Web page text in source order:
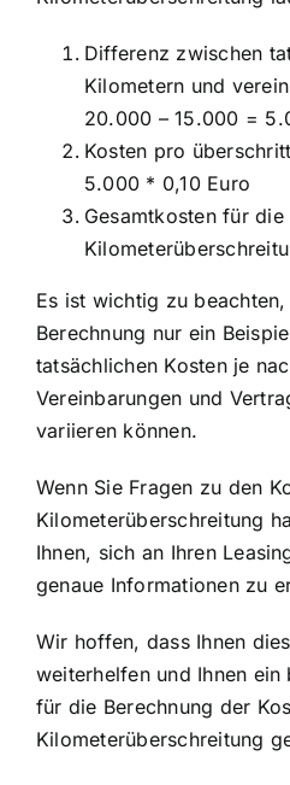
Differenz zwischen
Kilometern und
20.000 – 15.000 =
Kosten pro
5.000 * 0,10 Euro
Gesamtkosten für die
Es ist wichtig zu
Berechnung nur ein
tatsächlichen Kosten je
Vereinbarungen und
variieren können.
Wenn Sie Fragen zu den
Kilometerüberschreitung
Ihnen, sich an Ihren
genaue Informationen zu
Wir hoffen, dass Ihnen
weiterhelfen und Ihnen ein
für die Berechnung der
Kilometerüberschreitung